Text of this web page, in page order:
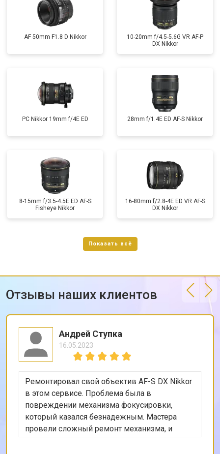
AF 50mm F1.8 D Nikkor
10-20mm f/4.5-5.6G VR AF-P
DX Nikkor
PC Nikkor 19mm f/4E ED 28mm f/1.4E ED AF-S Nikkor
8-15mm f/3.5-4.5E ED AF-S
Fisheye Nikkor
16-80mm f/2.8-4E ED VR AF-S
DX Nikkor
Отзывы наших клиентов
Андрей Ступка
16.05.2023
Ремонтировал свой объектив AF-S DX Nikkor
в этом сервисе. Проблема была в
повреждении механизма фокусировки,
который казался безнадежным. Мастера
провели сложный ремонт механизма, и
теперь объектив функционирует идеально.